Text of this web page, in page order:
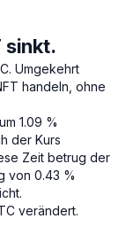
sinkt.
Umgekehrt
handeln, ohne
1.09 %
der Kurs
Zeit betrug der
von 0.43 %
verändert.